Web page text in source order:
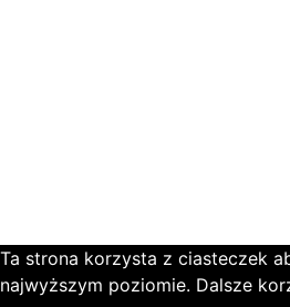
Ta strona korzysta z ciasteczek
najwyższym poziomie. Dalsze